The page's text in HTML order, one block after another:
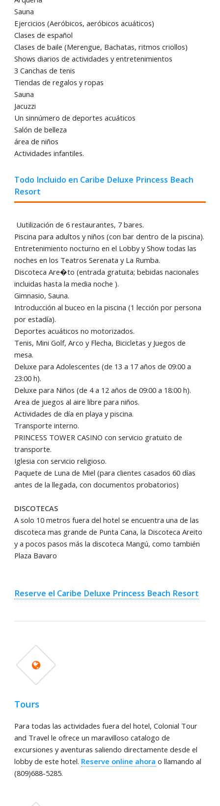
Sauna
Ejercicios (Aeróbicos, aeróbicos acuáticos)
Clases de español
Clases de baile (Merengue, Bachatas, ritmos criollos)
Shows diarios de actividades y entretenimientos
3 Canchas de tenis
Tiendas de regalos y ropas
Sauna
Jacuzzi
Un sinnúmero de deportes acuáticos
Salón de belleza
área de niños
Actividades infantiles.
Todo Incluido en Caribe Deluxe Princess Beach
Resort
Uutilización de 6 restaurantes, 7 bares.
Piscina para adultos y niños (con bar dentro de la piscina).
Entretenimiento nocturno en el Lobby y Show todas las
noches en los Teatros Serenata y La Rumba.
Discoteca Are�to (entrada gratuita; bebidas nacionales
incluidas hasta la media noche ).
Gimnasio, Sauna.
Introducción al buceo en la piscina (1 lección por persona
por estadía).
Deportes acuáticos no motorizados.
Tenis, Mini Golf, Arco y Flecha, Bicicletas y Juegos de
mesa.
Deluxe para Adolescentes (de 13 a 17 años de 09:00 a
23:00 h).
Deluxe para Niños (de 4 a 12 años de 09:00 a 18:00 h).
Area de juegos al aire libre para niños.
Actividades de día en playa y piscina.
Transporte interno.
PRINCESS TOWER CASINO con servicio gratuito de
transporte.
Iglesia con servicio religioso.
Paquete de Luna de Miel (para clientes casados 60 días
antes de la llegada, con documentos probatorios)
DISCOTECAS
A solo 10 metros fuera del hotel se encuentra una de las
discoteca mas grande de Punta Cana, la Discoteca Areito
y a pocos pasos más la discoteca Mangú, como también
Plaza Bavaro
Reserve el Caribe Deluxe Princess Beach Resort
Tours
Para todas las actividades fuera del hotel, Colonial Tour
and Travel le ofrece un maravilloso catalogo de
excursiones y aventuras saliendo directamente desde el
lobby de este hotel. Reserve online ahora o llamando al
(809)688-5285.